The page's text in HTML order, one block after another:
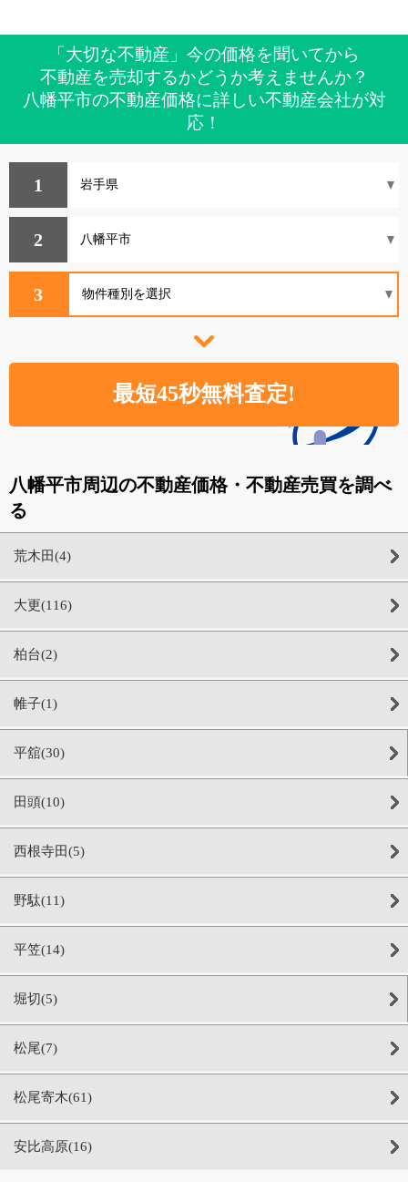
「大切な不動産」今の価格を聞いてから
不動産を売却するかどうか考えませんか？
八幡平市の不動産価格に詳しい不動産会社が対
応！
1
2
3
八幡平市周辺の不動産価格・不動産売買を調べ
る
荒木田(4)
大更(116)
柏台(2)
帷子(1)
平舘(30)
田頭(10)
西根寺田(5)
野駄(11)
平笠(14)
堀切(5)
松尾(7)
松尾寄木(61)
安比高原(16)